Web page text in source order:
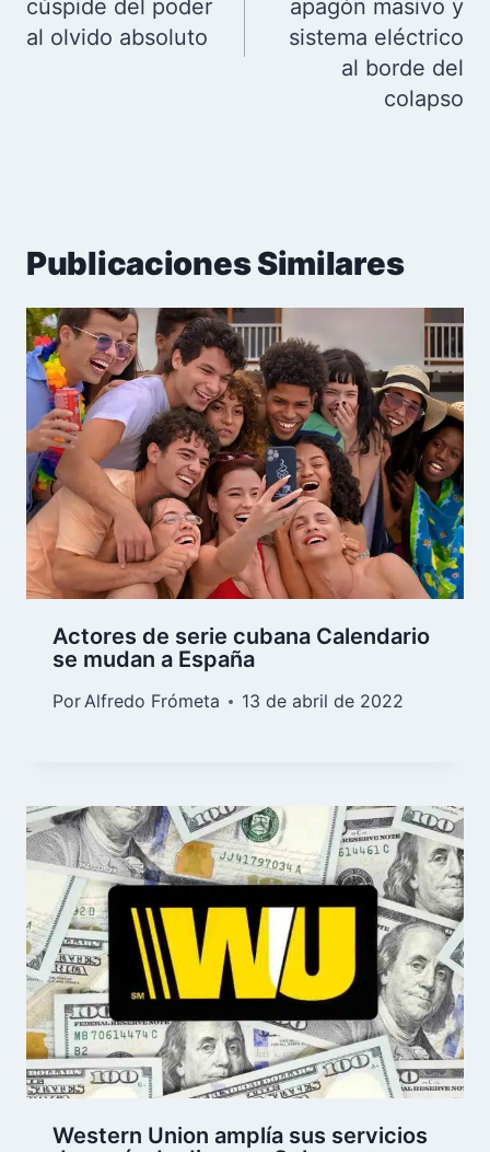
cúspide del poder
al olvido absoluto
apagón masivo y
sistema eléctrico
al borde del
colapso
Publicaciones Similares
Actores de serie cubana Calendario
se mudan a España
PorAlfredo Frómeta 13 de abril de 2022
Western Union amplía sus servicios